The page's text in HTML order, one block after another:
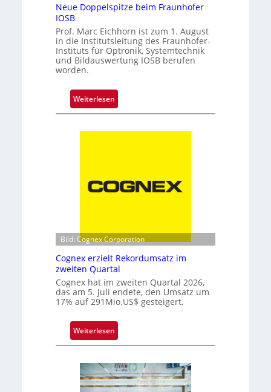
h
n
t
e
K
m
r
h
n
Neue Doppelspitze beim Fraunhofer
IOSB
Prof. Marc Eichhorn ist zum 1. August
in die Institutsleitung des Fraunhofer-
Instituts für Optronik, Systemtechnik
und Bildauswertung IOSB berufen
worden.
Weiterlesen
N
p
s
i
z
e
i
F
r
Bild: Cognex Corporation
Cognex erzielt Rekordumsatz im
zweiten Quartal
Cognex hat im zweiten Quartal 2026,
das am 5. Juli endete, den Umsatz um
17% auf 291Mio.US$ gesteigert.
Weiterlesen
C
g
n